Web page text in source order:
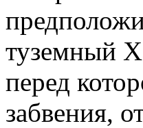
туземный
перед
забвения,